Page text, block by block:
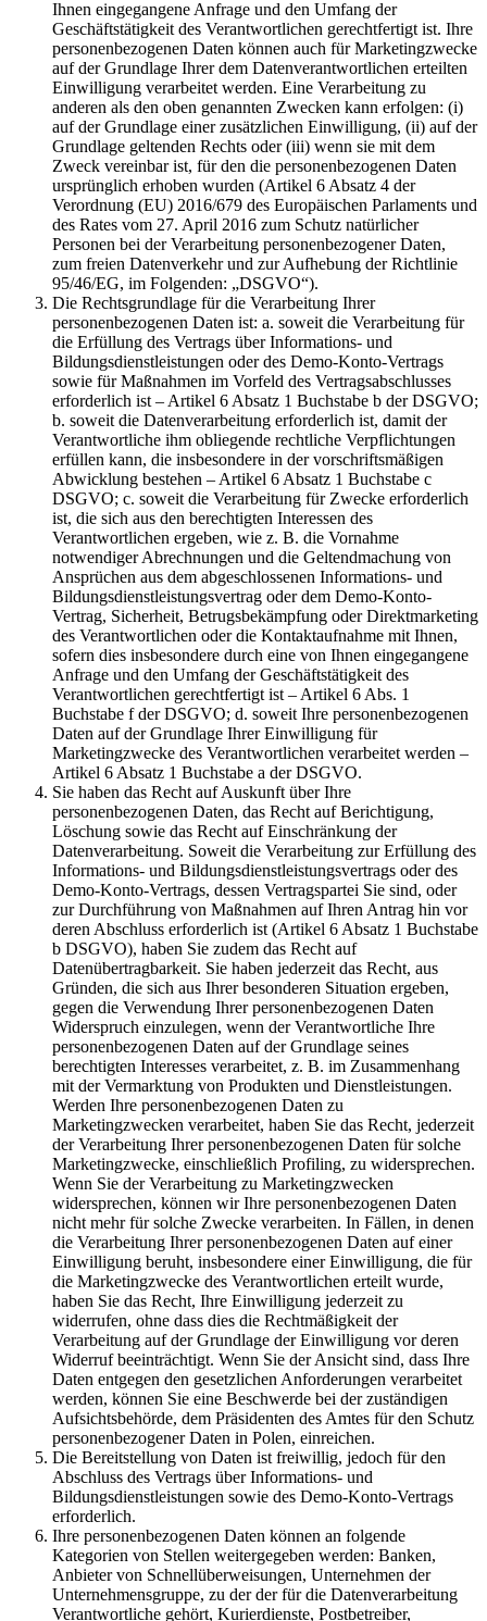
Ihnen eingegangene Anfrage und den Umfang der
Geschäftstätigkeit des Verantwortlichen gerechtfertigt ist. Ihre
personenbezogenen Daten können auch für Marketingzwecke
auf der Grundlage Ihrer dem Datenverantwortlichen erteilten
Einwilligung verarbeitet werden. Eine Verarbeitung zu
anderen als den oben genannten Zwecken kann erfolgen: (i)
auf der Grundlage einer zusätzlichen Einwilligung, (ii) auf der
Grundlage geltenden Rechts oder (iii) wenn sie mit dem
Zweck vereinbar ist, für den die personenbezogenen Daten
ursprünglich erhoben wurden (Artikel 6 Absatz 4 der
Verordnung (EU) 2016/679 des Europäischen Parlaments und
des Rates vom 27. April 2016 zum Schutz natürlicher
Personen bei der Verarbeitung personenbezogener Daten,
zum freien Datenverkehr und zur Aufhebung der Richtlinie
95/46/EG, im Folgenden: „DSGVO“).
Die Rechtsgrundlage für die Verarbeitung Ihrer
personenbezogenen Daten ist: a. soweit die Verarbeitung für
die Erfüllung des Vertrags über Informations- und
Bildungsdienstleistungen oder des Demo-Konto-Vertrags
sowie für Maßnahmen im Vorfeld des Vertragsabschlusses
erforderlich ist – Artikel 6 Absatz 1 Buchstabe b der DSGVO;
b. soweit die Datenverarbeitung erforderlich ist, damit der
Verantwortliche ihm obliegende rechtliche Verpflichtungen
erfüllen kann, die insbesondere in der vorschriftsmäßigen
Abwicklung bestehen – Artikel 6 Absatz 1 Buchstabe c
DSGVO; c. soweit die Verarbeitung für Zwecke erforderlich
ist, die sich aus den berechtigten Interessen des
Verantwortlichen ergeben, wie z. B. die Vornahme
notwendiger Abrechnungen und die Geltendmachung von
Ansprüchen aus dem abgeschlossenen Informations- und
Bildungsdienstleistungsvertrag oder dem Demo-Konto-
Vertrag, Sicherheit, Betrugsbekämpfung oder Direktmarketing
des Verantwortlichen oder die Kontaktaufnahme mit Ihnen,
sofern dies insbesondere durch eine von Ihnen eingegangene
Anfrage und den Umfang der Geschäftstätigkeit des
Verantwortlichen gerechtfertigt ist – Artikel 6 Abs. 1
Buchstabe f der DSGVO; d. soweit Ihre personenbezogenen
Daten auf der Grundlage Ihrer Einwilligung für
Marketingzwecke des Verantwortlichen verarbeitet werden –
Artikel 6 Absatz 1 Buchstabe a der DSGVO.
Sie haben das Recht auf Auskunft über Ihre
personenbezogenen Daten, das Recht auf Berichtigung,
Löschung sowie das Recht auf Einschränkung der
Datenverarbeitung. Soweit die Verarbeitung zur Erfüllung des
Informations- und Bildungsdienstleistungsvertrags oder des
Demo-Konto-Vertrags, dessen Vertragspartei Sie sind, oder
zur Durchführung von Maßnahmen auf Ihren Antrag hin vor
deren Abschluss erforderlich ist (Artikel 6 Absatz 1 Buchstabe
b DSGVO), haben Sie zudem das Recht auf
Datenübertragbarkeit. Sie haben jederzeit das Recht, aus
Gründen, die sich aus Ihrer besonderen Situation ergeben,
gegen die Verwendung Ihrer personenbezogenen Daten
Widerspruch einzulegen, wenn der Verantwortliche Ihre
personenbezogenen Daten auf der Grundlage seines
berechtigten Interesses verarbeitet, z. B. im Zusammenhang
mit der Vermarktung von Produkten und Dienstleistungen.
Werden Ihre personenbezogenen Daten zu
Marketingzwecken verarbeitet, haben Sie das Recht, jederzeit
der Verarbeitung Ihrer personenbezogenen Daten für solche
Marketingzwecke, einschließlich Profiling, zu widersprechen.
Wenn Sie der Verarbeitung zu Marketingzwecken
widersprechen, können wir Ihre personenbezogenen Daten
nicht mehr für solche Zwecke verarbeiten. In Fällen, in denen
die Verarbeitung Ihrer personenbezogenen Daten auf einer
Einwilligung beruht, insbesondere einer Einwilligung, die für
die Marketingzwecke des Verantwortlichen erteilt wurde,
haben Sie das Recht, Ihre Einwilligung jederzeit zu
widerrufen, ohne dass dies die Rechtmäßigkeit der
Verarbeitung auf der Grundlage der Einwilligung vor deren
Widerruf beeinträchtigt. Wenn Sie der Ansicht sind, dass Ihre
Daten entgegen den gesetzlichen Anforderungen verarbeitet
werden, können Sie eine Beschwerde bei der zuständigen
Aufsichtsbehörde, dem Präsidenten des Amtes für den Schutz
personenbezogener Daten in Polen, einreichen.
Die Bereitstellung von Daten ist freiwillig, jedoch für den
Abschluss des Vertrags über Informations- und
Bildungsdienstleistungen sowie des Demo-Konto-Vertrags
erforderlich.
Ihre personenbezogenen Daten können an folgende
Kategorien von Stellen weitergegeben werden: Banken,
Anbieter von Schnellüberweisungen, Unternehmen der
Unternehmensgruppe, zu der der für die Datenverarbeitung
Verantwortliche gehört, Kurierdienste, Postbetreiber,